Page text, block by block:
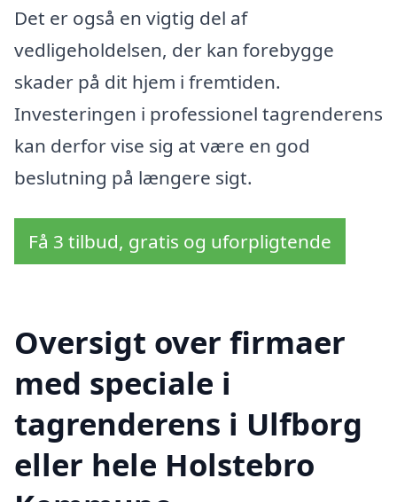
Det er også en vigtig del af
vedligeholdelsen, der kan forebygge
skader på dit hjem i fremtiden.
Investeringen i professionel tagrenderens
kan derfor vise sig at være en god
beslutning på længere sigt.
Få 3 tilbud, gratis og uforpligtende
Oversigt over firmaer
med speciale i
tagrenderens i Ulfborg
eller hele Holstebro